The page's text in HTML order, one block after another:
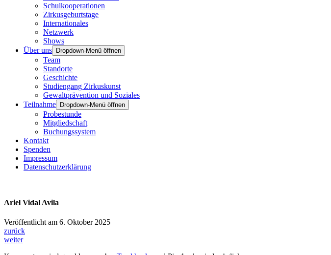
Schulkooperationen
Zirkusgeburtstage
Internationales
Netzwerk
Shows
Über uns
Dropdown-Menü öffnen
Team
Standorte
Geschichte
Studiengang Zirkuskunst
Gewaltprävention und Soziales
Teilnahme
Dropdown-Menü öffnen
Probestunde
Mitgliedschaft
Buchungssystem
Kontakt
Spenden
Impressum
Datenschutzerklärung
Ariel Vidal Avila
Veröffentlicht am 6. Oktober 2025
zurück
weiter